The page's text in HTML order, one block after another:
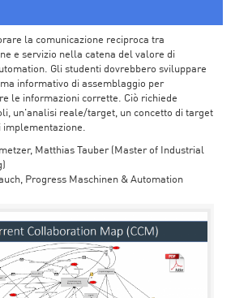
la comunicazione reciproca tra
e servizio nella catena del valore di
Gli studenti dovrebbero sviluppare
informativo di assemblaggio per
le informazioni corrette. Ciò richiede
un'analisi reale/target, un concetto di target
implementazione.
Matthias Tauber (Master of Industrial
Progress Maschinen & Automation